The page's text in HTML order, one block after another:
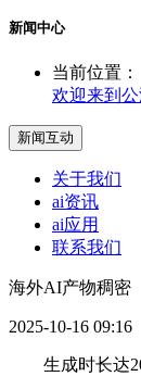
新闻中心
当前位置：
欢迎来到
新闻互动
关于我们
ai资讯
ai应用
联系我们
海外AI产物稠密
2025-10-16 09:16
生成时长达20